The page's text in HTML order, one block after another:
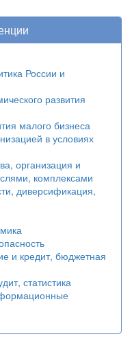
России и
развития
малого бизнеса
в условиях
организация и
комплексами
диверсификация,
и кредит, бюджетная
статистика